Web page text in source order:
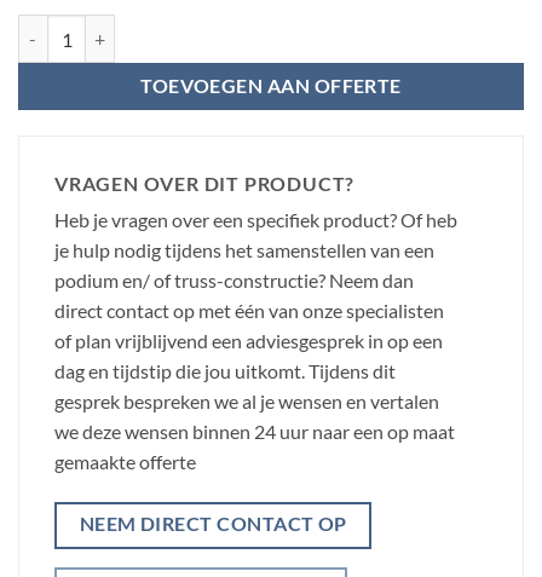
TOEVOEGEN AAN OFFERTE
VRAGEN OVER DIT PRODUCT?
Heb je vragen over een specifiek product? Of heb
je hulp nodig tijdens het samenstellen van een
podium en/ of truss-constructie? Neem dan
direct contact op met één van onze specialisten
of plan vrijblijvend een adviesgesprek in op een
dag en tijdstip die jou uitkomt. Tijdens dit
gesprek bespreken we al je wensen en vertalen
we deze wensen binnen 24 uur naar een op maat
gemaakte offerte
NEEM DIRECT CONTACT OP